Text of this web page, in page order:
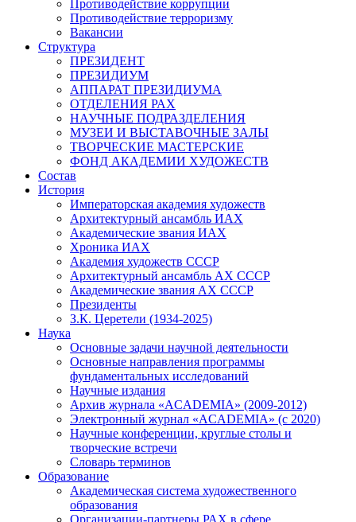
Противодействие коррупции
Противодействие терроризму
Вакансии
Структура
ПРЕЗИДЕНТ
ПРЕЗИДИУМ
АППАРАТ ПРЕЗИДИУМА
ОТДЕЛЕНИЯ РАХ
НАУЧНЫЕ ПОДРАЗДЕЛЕНИЯ
МУЗЕИ И ВЫСТАВОЧНЫЕ ЗАЛЫ
ТВОРЧЕСКИЕ МАСТЕРСКИЕ
ФОНД АКАДЕМИИ ХУДОЖЕСТВ
Состав
История
Императорская академия художеств
Архитектурный ансамбль ИАХ
Академические звания ИАХ
Хроника ИАХ
Академия художеств СССР
Архитектурный ансамбль АХ СССР
Академические звания АХ СССР
Президенты
З.К. Церетели (1934-2025)
Наука
Основные задачи научной деятельности
Основные направления программы
фундаментальных исследований
Научные издания
Архив журнала «ACADEMIA» (2009-2012)
Электронный журнал «ACADEMIA» (с 2020)
Научные конференции, круглые столы и
творческие встречи
Словарь терминов
Образование
Академическая система художественного
образования
Организации-партнеры РАХ в сфере